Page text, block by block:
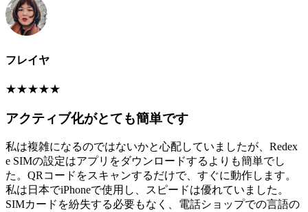
フレイヤ
★★★★★
アクティブ化がとても簡単です
私は複雑になるのではないかと心配していましたが、Redex
e SIMの設定はアプリをダウンロードするよりも簡単でし
た。QRコードをスキャンするだけで、すぐに動作します。
私は日本でiPhoneで使用し、スピードは優れていました。
SIMカードを紛失する必要もなく、電話ショップでの言語の